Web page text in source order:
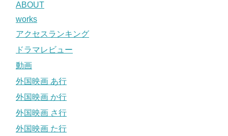
ABOUT
works
アクセスランキング
ドラマレビュー
動画
外国映画 あ行
外国映画 か行
外国映画 さ行
外国映画 た行